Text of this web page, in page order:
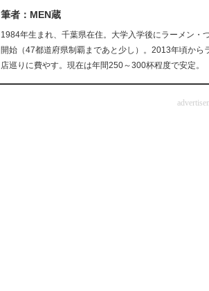
筆者：MEN蔵
1984年生まれ、千葉県在住。大学入学後にラーメン・
開始（47都道府県制覇まであと少し）。2013年頃か
店巡りに費やす。現在は年間250～300杯程度で安定。